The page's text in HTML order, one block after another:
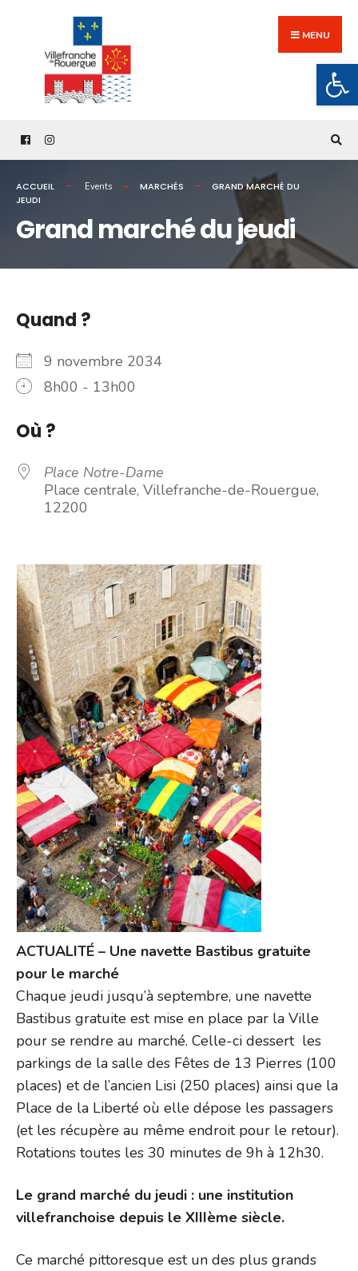
content
MENU
ACCUEIL Events MARCHÉS
GRAND MARCHÉ DU
JEUDI
Grand marché du jeudi
Quand ?
9 novembre 2034
8h00 - 13h00
Où ?
Place Notre-Dame
Place centrale, Villefranche-de-Rouergue,
12200
ACTUALITÉ – Une navette Bastibus gratuite
pour le marché
Chaque jeudi jusqu’à septembre, une navette
Bastibus gratuite est mise en place par la Ville
pour se rendre au marché. Celle-ci dessert les
parkings de la salle des Fêtes de 13 Pierres (100
places) et de l’ancien Lisi (250 places) ainsi que la
Place de la Liberté où elle dépose les passagers
(et les récupère au même endroit pour le retour).
Rotations toutes les 30 minutes de 9h à 12h30.
Le grand marché du jeudi : une institution
villefranchoise depuis le XIIIème siècle.
Ce marché pittoresque est un des plus grands